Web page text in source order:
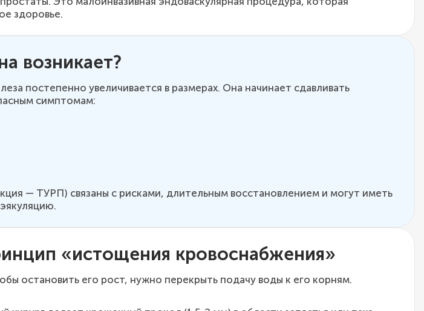
здоровье.
возникает?
постепенно увеличивается в размерах. Она начинает сдавливать
симптомам:
— ТУРП) связаны с рисками, длительным восстановлением и могут иметь
«истощения кровоснабжения»
остановить его рост, нужно перекрыть подачу воды к его корням.